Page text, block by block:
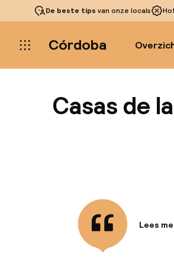
De beste tips van onze locals
Córdoba
Casas de
Lees